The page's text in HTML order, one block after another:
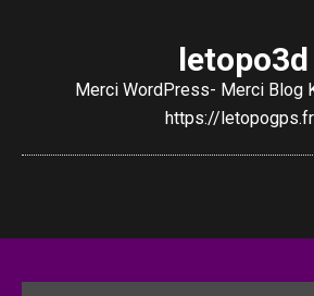
letopo3d
Merci WordPress- Merci Blog
https://